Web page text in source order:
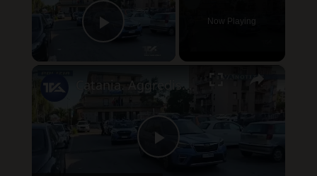
Play Video
Now Playing
Play
Catania. Aggredisce la madre per avere i soldi per la droga. Ragazza di 23 anni arrestata per tentat